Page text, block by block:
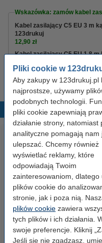
Pliki cookie w
Aby zakupy w 123drukuj.pl
najprostsze, używamy
podobnych technologii.
pliki cookie zapewniają
działanie strony, natomiast
analityczne pomagają nam
ulepszać. Chcemy również
wyświetlać reklamy, które
odpowiadają Twoim
zainteresowaniom, dlatego
plików cookie do
stronie, jak i poza nią.
plików cookie zawiera
tych plików i ich działania.
swoje preferencje. Kliknij
Jeśli się nie zgadzasz,
Wskazówka: zamów kabel
Kabel zasilający C5 EU 3 m
123drukuj
12,90 zł
Kabel zasilający C5 EU 1,8
8,90 zł
Spinacze biurowe 33 mm
okrągłe (100 sztuk), 123drukuj